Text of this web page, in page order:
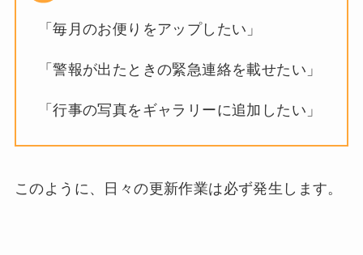
「毎月のお便りをアップしたい」
「警報が出たときの緊急連絡を載せたい」
「行事の写真をギャラリーに追加したい」
このように、日々の更新作業は必ず発生します。